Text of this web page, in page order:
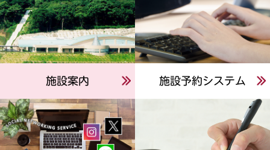
施設案内 施設予約システム